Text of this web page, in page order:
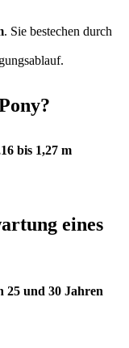
. Sie bestechen durch
bis 1,27 m
eines
25 und 30 Jahren